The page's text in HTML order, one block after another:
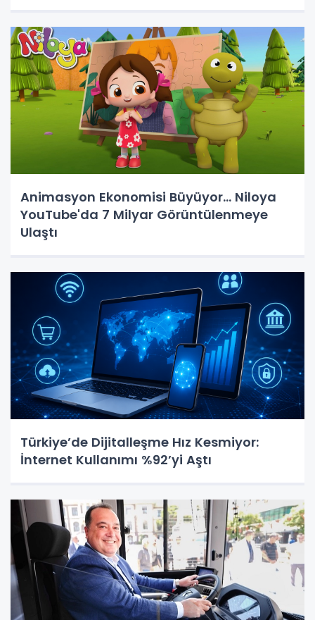
Animasyon Ekonomisi Büyüyor... Niloya
YouTube'da 7 Milyar Görüntülenmeye
Ulaştı
Türkiye’de Dijitalleşme Hız Kesmiyor:
İnternet Kullanımı %92’yi Aştı